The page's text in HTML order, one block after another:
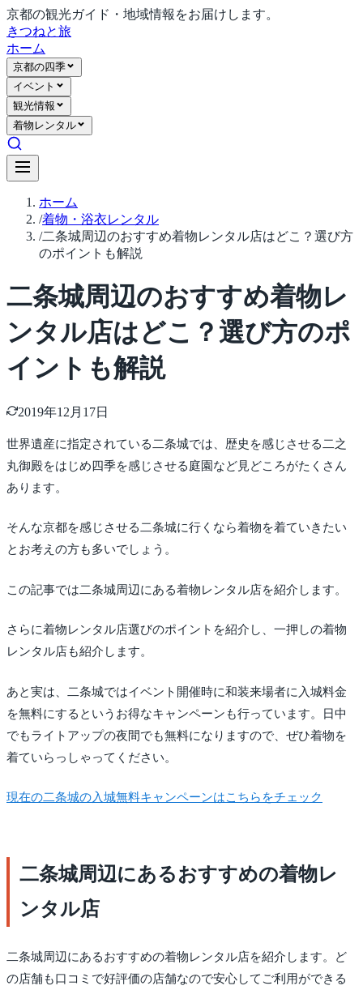
京都の観光ガイド・地域情報をお届けします。
きつねと旅
ホーム
京都の四季
イベント
観光情報
着物レンタル
ホーム
/着物・浴衣レンタル
/二条城周辺のおすすめ着物レンタル店はどこ？選び方
のポイントも解説
二条城周辺のおすすめ着物レ
ンタル店はどこ？選び方のポ
イントも解説
2019年12月17日
世界遺産に指定されている二条城では、歴史を感じさせる二之
丸御殿をはじめ四季を感じさせる庭園など見どころがたくさん
あります。
そんな京都を感じさせる二条城に行くなら着物を着ていきたい
とお考えの方も多いでしょう。
この記事では二条城周辺にある着物レンタル店を紹介します。
さらに着物レンタル店選びのポイントを紹介し、一押しの着物
レンタル店も紹介します。
あと実は、二条城ではイベント開催時に和装来場者に入城料金
を無料にするというお得なキャンペーンも行っています。日中
でもライトアップの夜間でも無料になりますので、ぜひ着物を
着ていらっしゃってください。
現在の二条城の入城無料キャンペーンはこちらをチェック
二条城周辺にあるおすすめの着物レ
ンタル店
二条城周辺にあるおすすめの着物レンタル店を紹介します。ど
の店舗も口コミで好評価の店舗なので安心してご利用ができる